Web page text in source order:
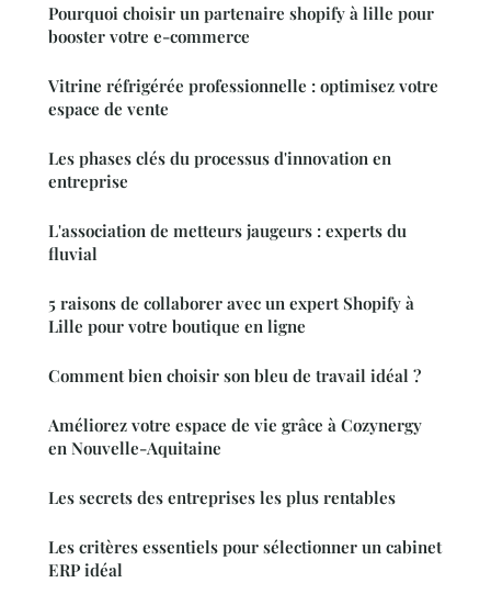
Pourquoi choisir un partenaire shopify à lille pour
booster votre e-commerce
Vitrine réfrigérée professionnelle : optimisez votre
espace de vente
Les phases clés du processus d'innovation en
entreprise
L'association de metteurs jaugeurs : experts du
fluvial
5 raisons de collaborer avec un expert Shopify à
Lille pour votre boutique en ligne
Comment bien choisir son bleu de travail idéal ?
Améliorez votre espace de vie grâce à Cozynergy
en Nouvelle-Aquitaine
Les secrets des entreprises les plus rentables
Les critères essentiels pour sélectionner un cabinet
ERP idéal